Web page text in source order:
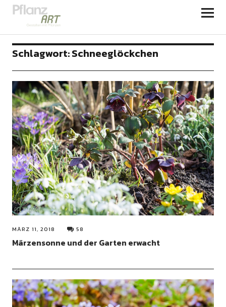
PFLANZART
Schlagwort:Schneeglöckchen
MÄRZ 11, 2018 58
Märzensonne und der Garten erwacht